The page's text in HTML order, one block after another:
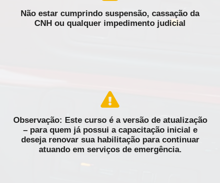
Não estar cumprindo suspensão, cassação da
CNH ou qualquer impedimento judicial
Observação: Este curso é a versão de atualização
– para quem já possui a capacitação inicial e
deseja renovar sua habilitação para continuar
atuando em serviços de emergência.